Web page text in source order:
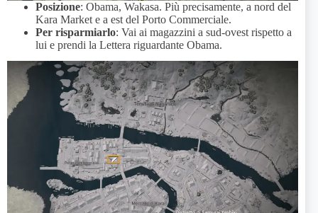
Posizione: Obama, Wakasa. Più precisamente, a nord del
Kara Market e a est del Porto Commerciale.
Per risparmiarlo: Vai ai magazzini a sud-ovest rispetto a
lui e prendi la Lettera riguardante Obama.